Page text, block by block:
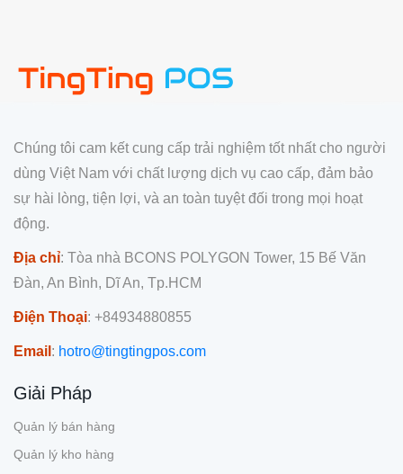
Chúng tôi cam kết cung cấp trải nghiệm tốt nhất cho người
dùng Việt Nam với chất lượng dịch vụ cao cấp, đảm bảo
sự hài lòng, tiện lợi, và an toàn tuyệt đối trong mọi hoạt
động.
Địa chỉ: Tòa nhà BCONS POLYGON Tower, 15 Bế Văn
Đàn, An Bình, Dĩ An, Tp.HCM
Điện Thoại: +84934880855
Email : hotro@tingtingpos.com
Giải Pháp
Quản lý bán hàng
Quản lý kho hàng